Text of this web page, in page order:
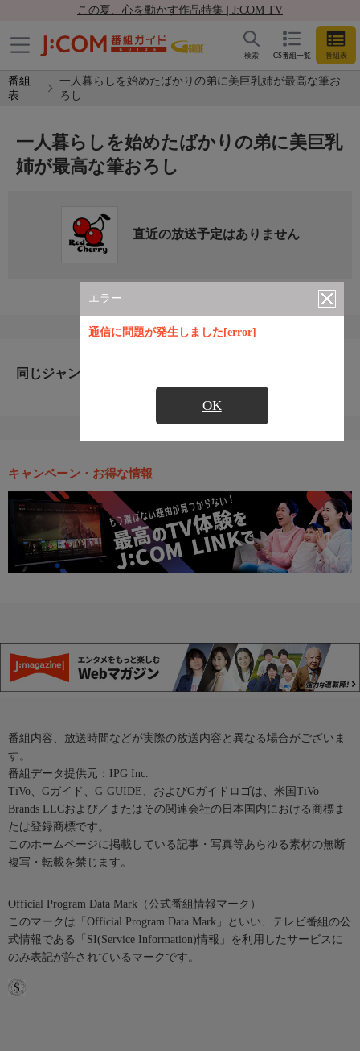
この夏、心を動かす作品特集 | J:COM TV
CS番組一覧 番組表
検索
番組
表
一人暮らしを始めたばかりの弟に美巨乳姉が最高な筆お
ろし
エラー
通信に問題が発生しました[error]
OK
一人暮らしを始めたばかりの弟に美巨乳
姉が最高な筆おろし
直近の放送予定はありません
同じジャンルのおすすめ番組
キャンペーン・お得な情報
番組内容、放送時間などが実際の放送内容と異なる場合がございま
す。
番組データ提供元：IPG Inc.
TiVo、Gガイド、G-GUIDE、およびGガイドロゴは、米国TiVo
Brands LLCおよび／またはその関連会社の日本国内における商標ま
たは登録商標です。
このホームページに掲載している記事・写真等あらゆる素材の無断
複写・転載を禁じます。
Official Program Data Mark（公式番組情報マーク）
このマークは「Official Program Data Mark」といい、テレビ番組の公
式情報である「SI(Service Information)情報」を利用したサービスに
のみ表記が許されているマークです。